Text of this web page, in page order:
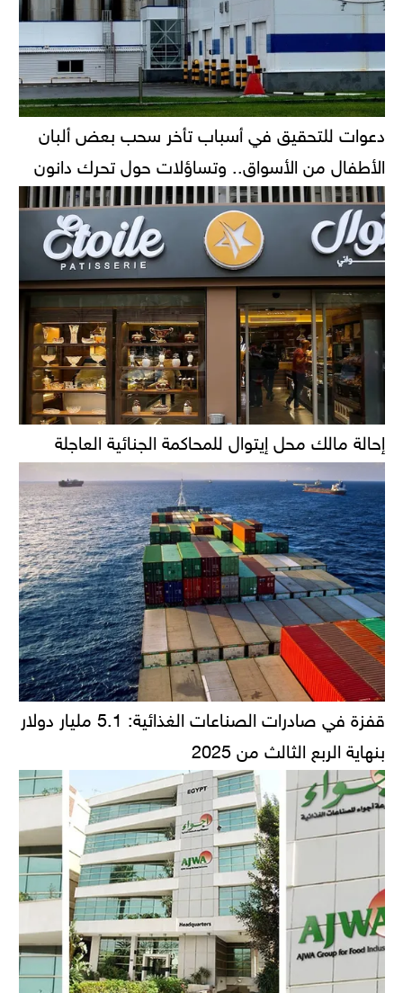
دعوات للتحقيق في أسباب تأخر سحب بعض ألبان
الأطفال من الأسواق.. وتساؤلات حول تحرك دانون
إحالة مالك محل إيتوال للمحاكمة الجنائية العاجلة
قفزة في صادرات الصناعات الغذائية: 5.1 مليار دولار
بنهاية الربع الثالث من 2025